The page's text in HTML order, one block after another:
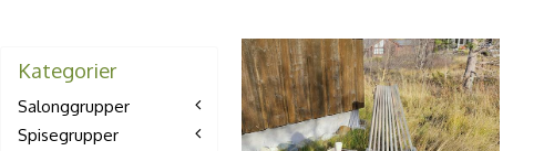
Kategorier
Salonggrupper
Spisegrupper